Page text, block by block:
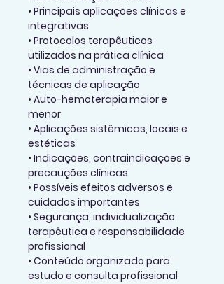
• Principais aplicações clínicas e
integrativas
• Protocolos terapêuticos
utilizados na prática clínica
• Vias de administração e
técnicas de aplicação
• Auto-hemoterapia maior e
menor
• Aplicações sistêmicas, locais e
estéticas
• Indicações, contraindicações e
precauções clínicas
• Possíveis efeitos adversos e
cuidados importantes
• Segurança, individualização
terapêutica e responsabilidade
profissional
• Conteúdo organizado para
estudo e consulta profissional